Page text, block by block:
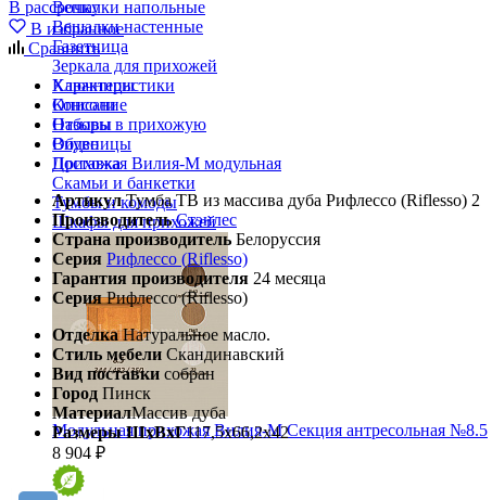
Вешалки напольные
Вешалки настенные
Газетница
Зеркала для прихожей
Ключницы
Консоли
Наборы в прихожую
Обувницы
Прихожая Вилия-М модульная
Скамьи и банкетки
Тумбы и комоды
Шкафы для прихожей
Модульная прихожая Вилия-М Секция антресольная №8.5
8 904 ₽
В рассрочку
В избранное
Сравнить
Характеристики
Описание
Отзывы
Видео
Доставка
Артикул Тумба ТВ из массива дуба Рифлессо (Riflesso) 2
Производитель Стэнлес
Страна производитель Белоруссия
Серия Рифлессо (Riflesso)
Гарантия производителя 24 месяца
Серия Рифлессо (Riflesso)
Отделка Натуральное масло.
Стиль мебели Скандинавский
Вид поставки собран
Город Пинск
МатериалМассив дуба
Размеры ШхВхГ117,5х66,2х42